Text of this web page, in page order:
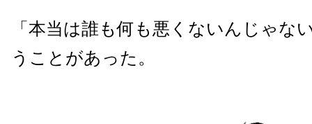
「本当は誰も何も悪くないんじゃな
うことがあった。